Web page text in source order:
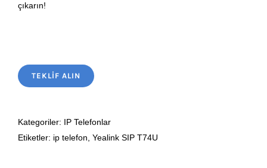
çıkarın!
TEKLIF ALIN
Kategoriler: IP Telefonlar
Etiketler: ip telefon Yealink SIP T74U